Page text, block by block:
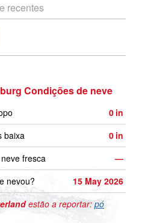
recentes
Condições de neve
0 in
baixa
0 in
fresca
—
nevou?
15 May 2026
estão a reportar: pó